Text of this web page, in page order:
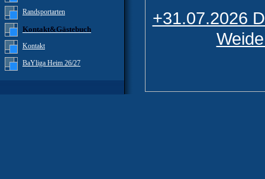
Randsportarten
Kontakt&Gästebuch
Kontakt
BaYliga Heim 26/27
+31.07.2026